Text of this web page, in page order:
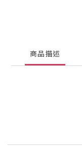
商品描述